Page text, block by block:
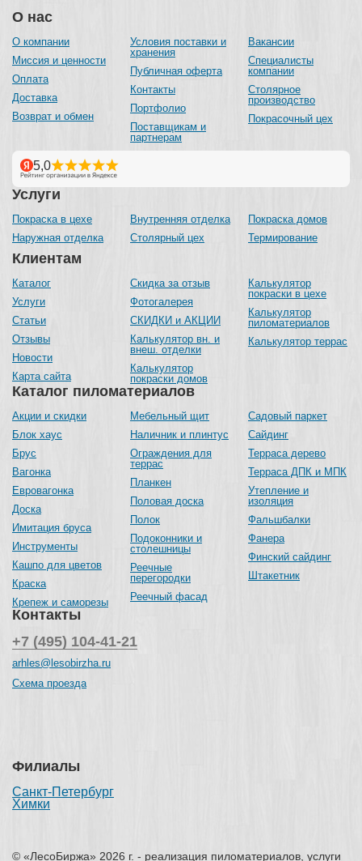
О нас
О компании
Миссия и ценности
Оплата
Доставка
Возврат и обмен
Условия поставки и
хранения
Публичная оферта
Контакты
Портфолио
Поставщикам и
партнерам
Вакансии
Специалисты
компании
Столярное
производство
Покрасочный цех
Каталог пиломатериалов
Акции и скидки
Блок хаус
Брус
Вагонка
Евровагонка
Доска
Имитация бруса
Инструменты
Кашпо для цветов
Краска
Крепеж и саморезы
Мебельный щит
Наличник и плинтус
Ограждения для
террас
Планкен
Половая доска
Полок
Подоконники и
столешницы
Реечные
перегородки
Реечный фасад
Садовый паркет
Сайдинг
Терраса дерево
Терраса ДПК и МПК
Утепление и
изоляция
Фальшбалки
Фанера
Финский сайдинг
Штакетник
Услуги
Покраска в цехе
Наружная отделка
Внутренняя отделка
Столярный цех
Покраска домов
Термирование
Клиентам
Каталог
Услуги
Статьи
Отзывы
Новости
Карта сайта
Скидка за отзыв
Фотогалерея
СКИДКИ и АКЦИИ
Калькулятор вн. и
внеш. отделки
Калькулятор
покраски домов
Калькулятор
покраски в цехе
Калькулятор
пиломатериалов
Калькулятор террас
Контакты
+7 (495) 104-41-21
arhles@lesobirzha.ru
Схема проезда
Филиалы
Санкт-Петербург
Химки
© «ЛесоБиржа» 2026 г. - реализация пиломатериалов, услуги